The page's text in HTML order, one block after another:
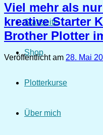
Startseite
Shop
Plotterkurse
Über mich
Viel mehr als
kreative Starter
Brother Plotter
Veröffentlicht am 28. Mai